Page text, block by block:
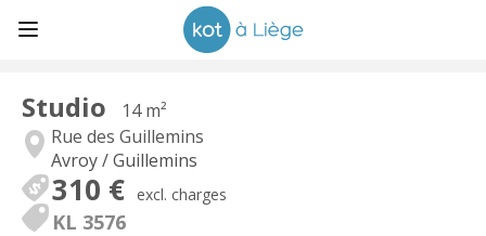
Studio
14 m²
Rue des Guillemins
Avroy / Guillemins
310 € excl. charges
KL 3576